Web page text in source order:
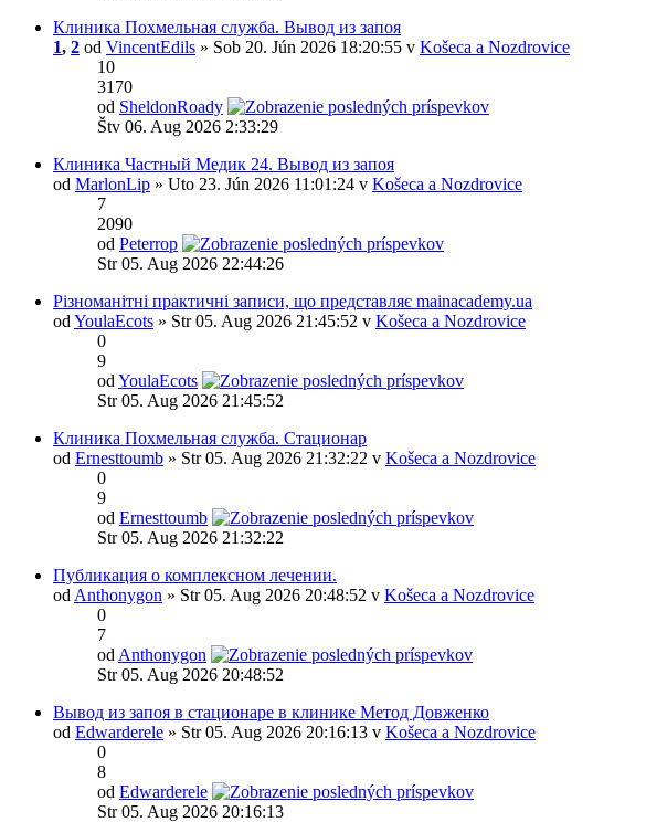
Клиника Похмельная служба. Вывод из запоя
1, 2 od VincentEdils » Sob 20. Jún 2026 18:20:55 v Košeca a Nozdrovice
10
3170
od SheldonRoady
Štv 06. Aug 2026 2:33:29
Клиника Частный Медик 24. Вывод из запоя
od MarlonLip » Uto 23. Jún 2026 11:01:24 v Košeca a Nozdrovice
7
2090
od Peterrop
Str 05. Aug 2026 22:44:26
Різноманітні практичні записи, що представляє mainacademy.ua
od YoulaEcots » Str 05. Aug 2026 21:45:52 v Košeca a Nozdrovice
0
9
od YoulaEcots
Str 05. Aug 2026 21:45:52
Клиника Похмельная служба. Стационар
od Ernesttoumb » Str 05. Aug 2026 21:32:22 v Košeca a Nozdrovice
0
9
od Ernesttoumb
Str 05. Aug 2026 21:32:22
Публикация о комплексном лечении.
od Anthonygon » Str 05. Aug 2026 20:48:52 v Košeca a Nozdrovice
0
7
od Anthonygon
Str 05. Aug 2026 20:48:52
Вывод из запоя в стационаре в клинике Метод Довженко
od Edwarderele » Str 05. Aug 2026 20:16:13 v Košeca a Nozdrovice
0
8
od Edwarderele
Str 05. Aug 2026 20:16:13